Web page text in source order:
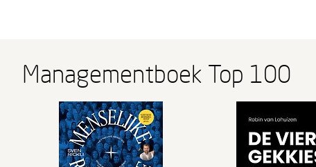
Managementboek Top 100